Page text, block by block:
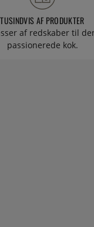
TUSINDVIS AF PRODUKTER
af redskaber til
passionerede kok.